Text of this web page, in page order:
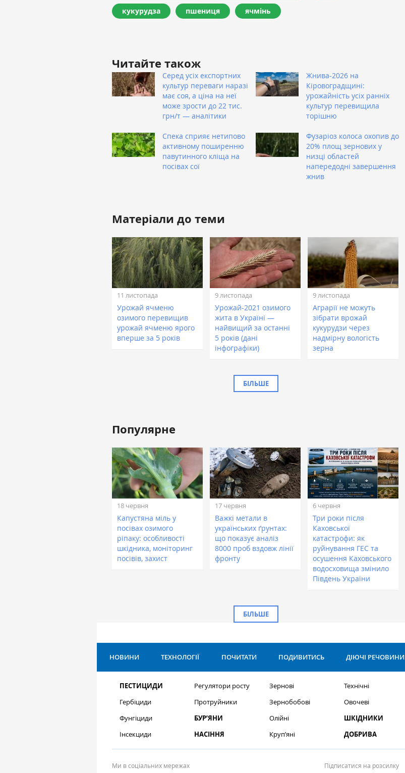
кукурудза пшениця ячмінь
Читайте також
Серед усіх експортних
культур переваги наразі
має соя, а ціна на неї
може зрости до 22 тис.
грн/т — аналітики
Жнива-2026 на
Кіровоградщині:
урожайність усіх ранніх
культур перевищила
торішню
Спека сприяє нетипово
активному поширенню
павутинного кліща на
посівах сої
Фузаріоз колоса охопив до
20% площ зернових у
низці областей
напередодні завершення
жнив
Матеріали до теми
11 листопада
Урожай ячменю
озимого перевищив
урожай ячменю ярого
вперше за 5 років
9 листопада
Урожай-2021 озимого
жита в Україні —
найвищий за останні
5 років (дані
інфографіки)
9 листопада
Аграрії не можуть
зібрати врожай
кукурудзи через
надмірну вологість
зерна
БІЛЬШЕ
Популярне
18 червня
Капустяна міль у
посівах озимого
ріпаку: особливості
шкідника, моніторинг
посівів, захист
17 червня
Важкі метали в
українських ґрунтах:
що показує аналіз
8000 проб вздовж лінії
фронту
6 червня
Три роки після
Каховської
катастрофи: як
руйнування ГЕС та
осушення Каховського
водосховища змінило
Південь України
БІЛЬШЕ
НОВИНИ ТЕХНОЛОГІЇ ПОЧИТАТИ ПОДИВИТИСЬ ДІЮЧІ РЕЧОВИНИ
ПЕСТИЦИДИ
Гербіциди
Фунгіциди
Інсекциди
Регулятори росту
Протруйники
БУР’ЯНИ
НАСІННЯ
Зернові
Зернобобові
Олійні
Круп’яні
Технічні
Овочеві
ШКІДНИКИ
ДОБРИВА
Ми в соціальних мережах Підписатися на розсилку